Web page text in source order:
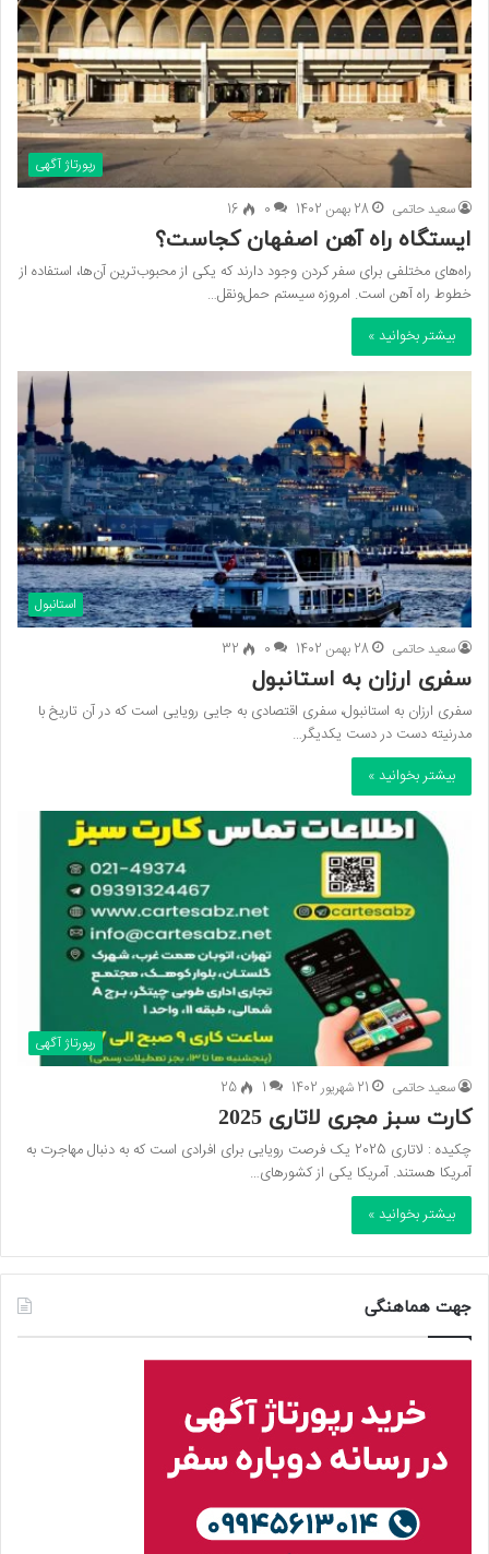
رپورتاژ آگهی
سعید حاتمی 28 بهمن 1402 0
16
ایستگاه راه آهن اصفهان کجاست؟
راه‌های مختلفی برای سفر کردن وجود دارند که یکی از محبوب‌ترین آن‌ها، استفاده از
خطوط راه آهن است. امروزه سیستم حمل‌ونقل…
بیشتر بخوانید »
استانبول
سعید حاتمی 28 بهمن 1402 0
32
سفری ارزان به استانبول
سفری ارزان به استانبول، سفری اقتصادی به جایی رویایی است که در آن تاریخ با
مدرنیته دست ‌در‌ دست یکدیگر…
بیشتر بخوانید »
رپورتاژ آگهی
سعید حاتمی 21 شهریور 1402 1
25
کارت سبز مجری لاتاری 2025
چکیده : لاتاری 2025 یک فرصت رویایی برای افرادی است که به دنبال مهاجرت به
آمریکا هستند. آمریکا یکی از کشورهای…
بیشتر بخوانید »
جهت هماهنگی